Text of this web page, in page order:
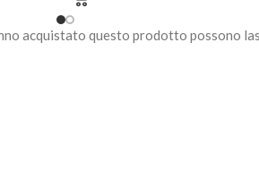
acquistato questo prodotto possono